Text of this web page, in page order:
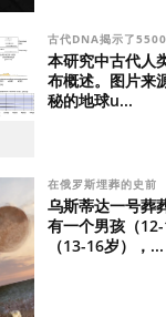
古代DNA揭示了5500
本研究中古代人
布概述。图片来
秘的地球u...
在俄罗斯埋葬的史前
乌斯蒂达一号葬
有一个男孩（
（13-16岁），...